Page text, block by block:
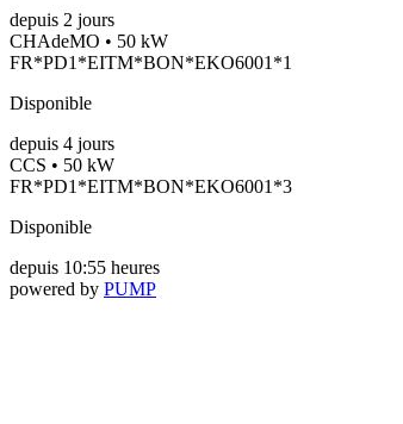
depuis 2 jours
CHAdeMO • 50 kW
FR*PD1*EITM*BON*EKO6001*1
Disponible
depuis 4 jours
CCS • 50 kW
FR*PD1*EITM*BON*EKO6001*3
Disponible
depuis 10:55 heures
powered by PUMP